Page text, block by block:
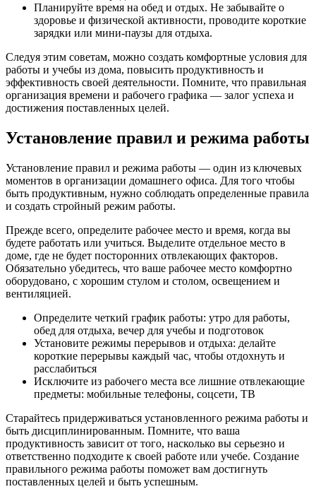
Планируйте время на обед и отдых. Не забывайте о
здоровье и физической активности, проводите короткие
зарядки или мини-паузы для отдыха.
Следуя этим советам, можно создать комфортные условия для
работы и учебы из дома, повысить продуктивность и
эффективность своей деятельности. Помните, что правильная
организация времени и рабочего графика — залог успеха и
достижения поставленных целей.
Установление правил и режима работы
Установление правил и режима работы — один из ключевых
моментов в организации домашнего офиса. Для того чтобы
быть продуктивным, нужно соблюдать определенные правила
и создать стройный режим работы.
Прежде всего, определите рабочее место и время, когда вы
будете работать или учиться. Выделите отдельное место в
доме, где не будет посторонних отвлекающих факторов.
Обязательно убедитесь, что ваше рабочее место комфортно
оборудовано, с хорошим стулом и столом, освещением и
вентиляцией.
Определите четкий график работы: утро для работы,
обед для отдыха, вечер для учебы и подготовок
Установите режимы перерывов и отдыха: делайте
короткие перерывы каждый час, чтобы отдохнуть и
расслабиться
Исключите из рабочего места все лишние отвлекающие
предметы: мобильные телефоны, соцсети, ТВ
Старайтесь придерживаться установленного режима работы и
быть дисциплинированным. Помните, что ваша
продуктивность зависит от того, насколько вы серьезно и
ответственно подходите к своей работе или учебе. Создание
правильного режима работы поможет вам достигнуть
поставленных целей и быть успешным.